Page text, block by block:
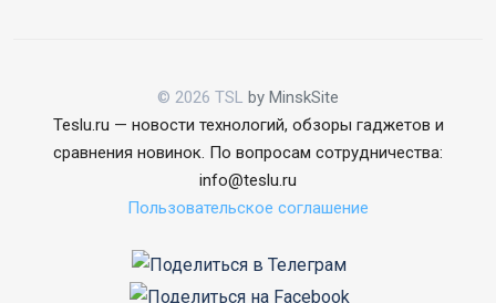
© 2026 TSL by MinskSite
Teslu.ru — новости технологий, обзоры гаджетов и
сравнения новинок. По вопросам сотрудничества:
info@teslu.ru
Пользовательское соглашение